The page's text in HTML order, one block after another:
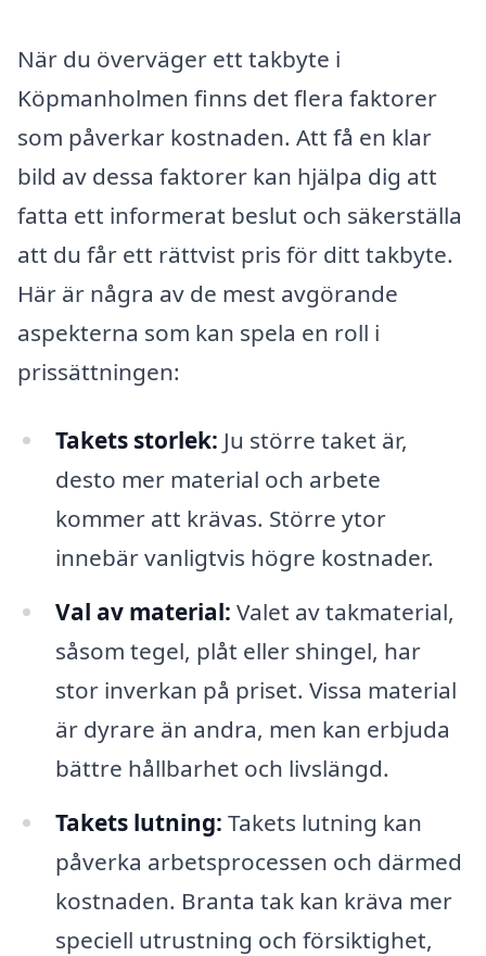
När du överväger ett takbyte i
Köpmanholmen finns det flera faktorer
som påverkar kostnaden. Att få en klar
bild av dessa faktorer kan hjälpa dig att
fatta ett informerat beslut och säkerställa
att du får ett rättvist pris för ditt takbyte.
Här är några av de mest avgörande
aspekterna som kan spela en roll i
prissättningen:
Takets storlek: Ju större taket är,
desto mer material och arbete
kommer att krävas. Större ytor
innebär vanligtvis högre kostnader.
Val av material: Valet av takmaterial,
såsom tegel, plåt eller shingel, har
stor inverkan på priset. Vissa material
är dyrare än andra, men kan erbjuda
bättre hållbarhet och livslängd.
Takets lutning: Takets lutning kan
påverka arbetsprocessen och därmed
kostnaden. Branta tak kan kräva mer
speciell utrustning och försiktighet,